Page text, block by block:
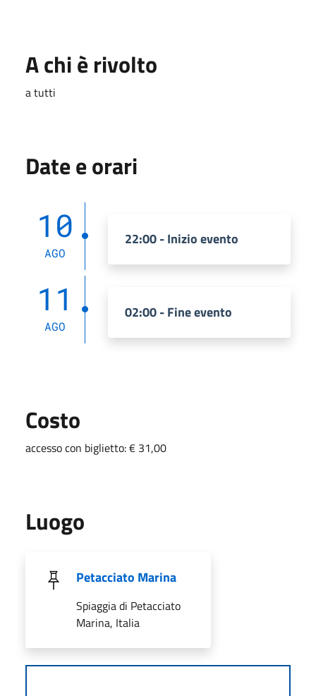
A chi è rivolto
a tutti
Date e orari
10
AGO
22:00 - Inizio evento
11
AGO
02:00 - Fine evento
Costo
accesso con biglietto: € 31,00
Luogo
Petacciato Marina
Spiaggia di Petacciato
Marina, Italia